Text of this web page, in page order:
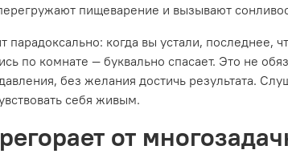
пищеварение и вызывают
когда вы устали, последнее,
по комнате — буквально спасает. Это не
без желания достичь результата.
себя живым.
от